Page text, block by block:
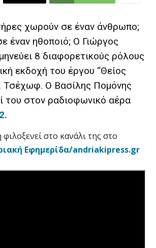
χωρούν σε έναν άνθρωπο;
έναν ηθοποιό; Ο Γιώργος
8 διαφορετικούς ρόλους
εκδοχή του έργου “Θείος
Τσέχωφ. Ο Βασίλης Πομόνης
του στον ραδιοφωνικό αέρα
στο κανάλι της στο
Εφημερίδα/andriakipress.gr